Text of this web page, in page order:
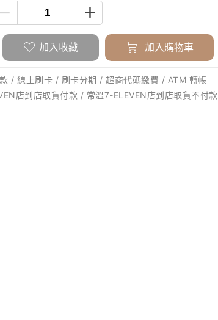
加入收藏 加入購物車
/ 線上刷卡 / 刷卡分期 / 超商代碼繳費 / ATM 轉帳
店到店取貨付款 / 常溫7-ELEVEN店到店取貨不付款